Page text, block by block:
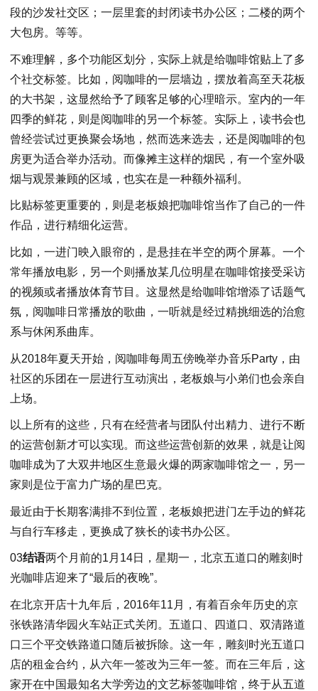
段的沙发社交区；一层里套的封闭读书办公区；二楼的两个
大包房。等等。
不难理解，多个功能区划分，实际上就是给咖啡馆贴上了多
个社交标签。比如，阅咖啡的一层墙边，摆放着高至天花板
的大书架，这显然给予了顾客足够的心理暗示。室内的一年
四季的鲜花，则是阅咖啡的另一个标签。实际上，读书会也
曾经尝试过更换聚会场地，然而选来选去，还是阅咖啡的包
房更为适合举办活动。而像摊主这样的烟民，有一个室外吸
烟与观景兼顾的区域，也实在是一种额外福利。
比贴标签更重要的，则是老板娘把咖啡馆当作了自己的一件
作品，进行精细化运营。
比如，一进门映入眼帘的，是悬挂在半空的两个屏幕。一个
常年播放电影，另一个则播放某几位明星在咖啡馆接受采访
的视频或者播放体育节目。这显然是给咖啡馆增添了话题气
氛，阅咖啡日常播放的歌曲，一听就是经过精挑细选的治愈
系与休闲系曲库。
从2018年夏天开始，阅咖啡每周五傍晚举办音乐Party，由
社区的乐团在一层进行互动演出，老板娘与小弟们也会亲自
上场。
以上所有的这些，只有在经营者与团队付出精力、进行不断
的运营创新才可以实现。而这些运营创新的效果，就是让阅
咖啡成为了大双井地区生意最火爆的两家咖啡馆之一，另一
家则是位于富力广场的星巴克。
最近由于长期客满排不到位置，老板娘把进门左手边的鲜花
与自行车移走，更换成了狭长的读书办公区。
03结语两个月前的1月14日，星期一，北京五道口的雕刻时
光咖啡店迎来了“最后的夜晚”。
在北京开店十九年后，2016年11月，有着百余年历史的京
张铁路清华园火车站正式关闭。五道口、四道口、双清路道
口三个平交铁路道口随后被拆除。这一年，雕刻时光五道口
店的租金合约，从六年一签改为三年一签。而在三年后，这
家开在中国最知名大学旁边的文艺标签咖啡馆，终于从五道